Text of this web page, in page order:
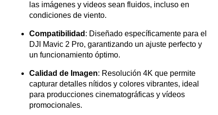
las imágenes y videos sean fluidos, incluso en
condiciones de viento.
Compatibilidad : Diseñado específicamente para el
DJI Mavic 2 Pro, garantizando un ajuste perfecto y
un funcionamiento óptimo.
Calidad de Imagen: Resolución 4K que permite
capturar detalles nítidos y colores vibrantes, ideal
para producciones cinematográficas y vídeos
promocionales.